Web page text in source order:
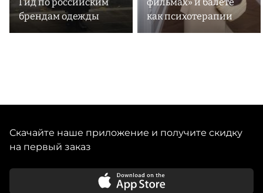
Гид по российским
брендам одежды
фильмах» и балете
как психотерапии
Скачайте наше приложение и получите скидку
на первый заказ